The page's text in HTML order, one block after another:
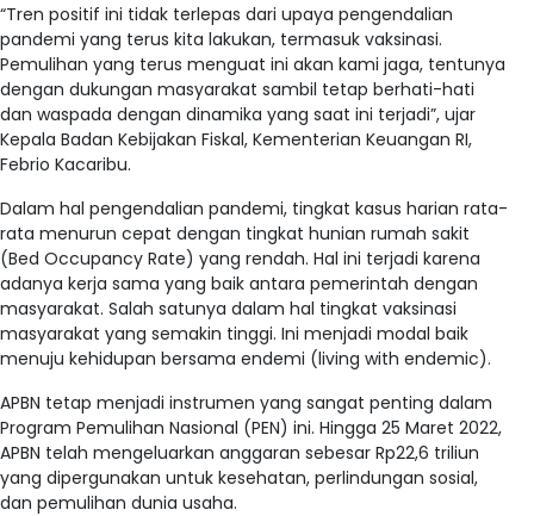
“Tren positif ini tidak terlepas dari upaya pengendalian
pandemi yang terus kita lakukan, termasuk vaksinasi.
Pemulihan yang terus menguat ini akan kami jaga, tentunya
dengan dukungan masyarakat sambil tetap berhati-hati
dan waspada dengan dinamika yang saat ini terjadi”, ujar
Kepala Badan Kebijakan Fiskal, Kementerian Keuangan RI,
Febrio Kacaribu.
Dalam hal pengendalian pandemi, tingkat kasus harian rata-
rata menurun cepat dengan tingkat hunian rumah sakit
(Bed Occupancy Rate) yang rendah. Hal ini terjadi karena
adanya kerja sama yang baik antara pemerintah dengan
masyarakat. Salah satunya dalam hal tingkat vaksinasi
masyarakat yang semakin tinggi. Ini menjadi modal baik
menuju kehidupan bersama endemi (living with endemic).
APBN tetap menjadi instrumen yang sangat penting dalam
Program Pemulihan Nasional (PEN) ini. Hingga 25 Maret 2022,
APBN telah mengeluarkan anggaran sebesar Rp22,6 triliun
yang dipergunakan untuk kesehatan, perlindungan sosial,
dan pemulihan dunia usaha.